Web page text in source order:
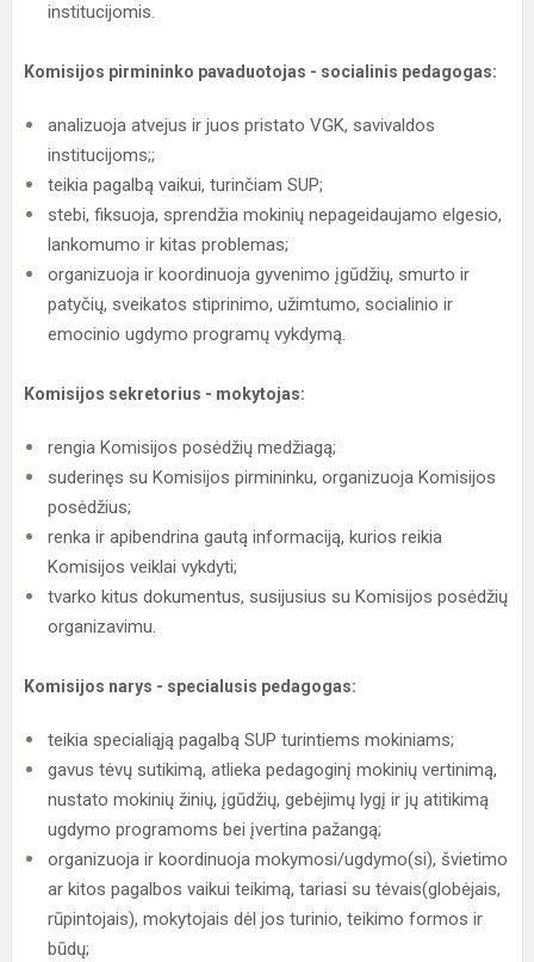
institucijomis.
Komisijos pirmininko pavaduotojas - socialinis pedagogas:
analizuoja atvejus ir juos pristato VGK, savivaldos
institucijoms;;
teikia pagalbą vaikui, turinčiam SUP;
stebi, fiksuoja, sprendžia mokinių nepageidaujamo elgesio,
lankomumo ir kitas problemas;
organizuoja ir koordinuoja gyvenimo įgūdžių, smurto ir
patyčių, sveikatos stiprinimo, užimtumo, socialinio ir
emocinio ugdymo programų vykdymą.
Komisijos sekretorius - mokytojas:
rengia Komisijos posėdžių medžiagą;
suderinęs su Komisijos pirmininku, organizuoja Komisijos
posėdžius;
renka ir apibendrina gautą informaciją, kurios reikia
Komisijos veiklai vykdyti;
tvarko kitus dokumentus, susijusius su Komisijos posėdžių
organizavimu.
Komisijos narys - specialusis pedagogas:
teikia specialiąją pagalbą SUP turintiems mokiniams;
gavus tėvų sutikimą, atlieka pedagoginį mokinių vertinimą,
nustato mokinių žinių, įgūdžių, gebėjimų lygį ir jų atitikimą
ugdymo programoms bei įvertina pažangą;
organizuoja ir koordinuoja mokymosi/ugdymo(si), švietimo
ar kitos pagalbos vaikui teikimą, tariasi su tėvais(globėjais,
rūpintojais), mokytojais dėl jos turinio, teikimo formos ir
būdų;